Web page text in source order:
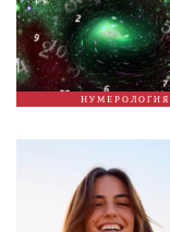
НУМЕРОЛОГИЯ